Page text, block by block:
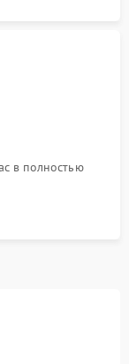
в полностью